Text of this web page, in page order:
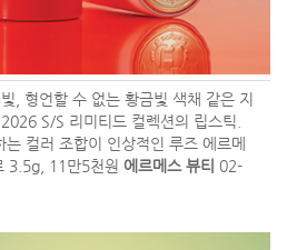
, 형언할 수 없는 황금빛 색채 같은 지
S/S 리미티드 컬렉션의 립스틱.
컬러 조합이 인상적인 루즈 에르메
3.5g, 11만5천원 에르메스 뷰티 02-